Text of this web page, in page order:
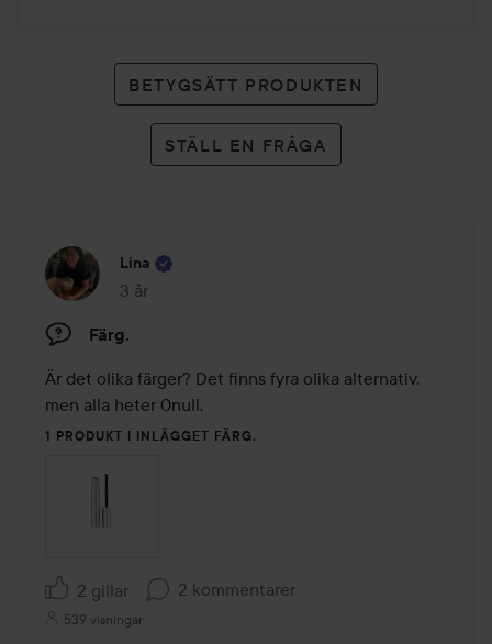
BETYGSÄTT PRODUKTEN
STÄLL EN FRÅGA
Lina
3 år
Inlägget skapades 3 år
Färg.
Är det olika färger? Det finns fyra olika alternativ,
men alla heter 0null.
1 PRODUKT I INLÄGGET FÄRG.
2 gillar 2 kommentarer
539 visningar